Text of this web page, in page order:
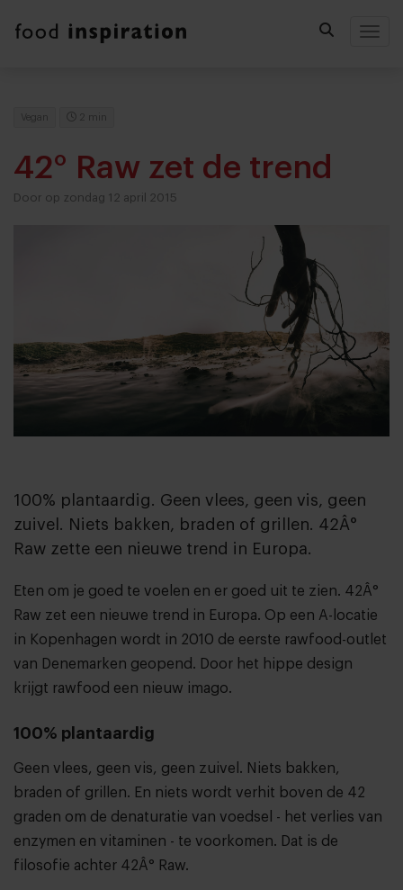
Vegan 2 min
42° Raw zet de trend
Door op zondag 12 april 2015
100% plantaardig. Geen vlees, geen vis, geen
zuivel. Niets bakken, braden of grillen. 42Â°
Raw zette een nieuwe trend in Europa.
Eten om je goed te voelen en er goed uit te zien. 42Â°
Raw zet een nieuwe trend in Europa. Op een A-locatie
in Kopenhagen wordt in 2010 de eerste rawfood-outlet
van Denemarken geopend. Door het hippe design
krijgt rawfood een nieuw imago.
100% plantaardig
Geen vlees, geen vis, geen zuivel. Niets bakken,
braden of grillen. En niets wordt verhit boven de 42
graden om de denaturatie van voedsel - het verlies van
enzymen en vitaminen - te voorkomen. Dat is de
filosofie achter 42Â° Raw.